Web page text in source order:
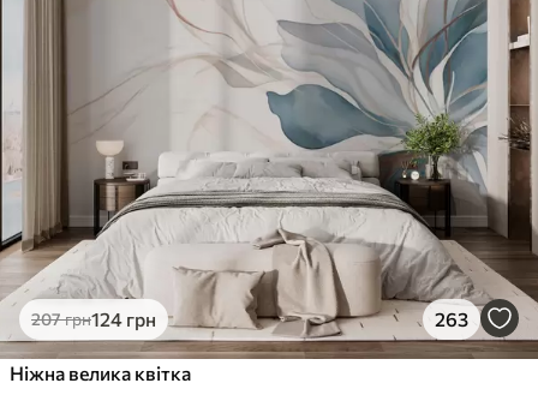
Преміум Вініл
1216 730 грн
Peel and Stick
875грн/м²
207грн124 грн 263
Ніжна велика квітка